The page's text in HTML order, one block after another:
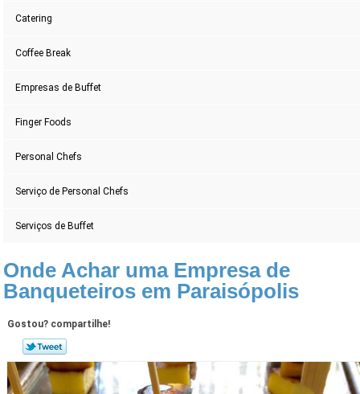
Catering
Coffee Break
Empresas de Buffet
Finger Foods
Personal Chefs
Serviço de Personal Chefs
Serviços de Buffet
Onde Achar uma Empresa de
Banqueteiros em Paraisópolis
Gostou? compartilhe!